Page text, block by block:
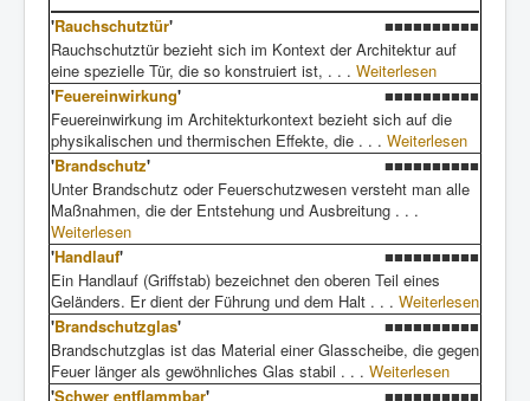
'Rauchschutztür'
■■■■■■■■■■
Rauchschutztür bezieht sich im Kontext der Architektur auf
eine spezielle Tür, die so konstruiert ist, . . . Weiterlesen
'Feuereinwirkung'
■■■■■■■■■■
Feuereinwirkung im Architekturkontext bezieht sich auf die
physikalischen und thermischen Effekte, die . . . Weiterlesen
'Brandschutz'
■■■■■■■■■■
Unter Brandschutz oder Feuerschutzwesen versteht man alle
Maßnahmen, die der Entstehung und Ausbreitung . . .
Weiterlesen
'Handlauf'
■■■■■■■■■■
Ein Handlauf (Griffstab) bezeichnet den oberen Teil eines
Geländers. Er dient der Führung und dem Halt . . . Weiterlesen
'Brandschutzglas'
■■■■■■■■■■
Brandschutzglas ist das Material einer Glasscheibe, die gegen
Feuer länger als gewöhnliches Glas stabil . . . Weiterlesen
'Schwer entflammbar'
■■■■■■■■■■